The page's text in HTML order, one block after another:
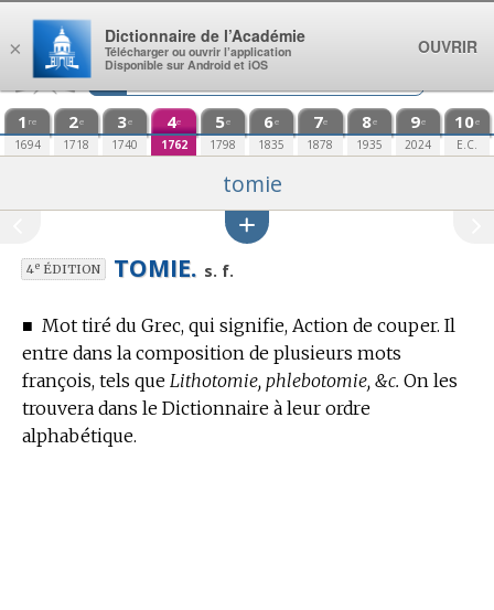
Aller au contenu
1 re
1694
2e
1718
3e
1740
4e
1762
5e
1798
6e
1835
7e
1878
8e
1935
9e
2024
10e
E.C.
tomie
4eÉDITION TOMIE. s. f.
■ Mot tiré du Grec, qui signifie, Action de couper. Il
entre dans la composition de plusieurs mots
françois, tels que Lithotomie, phlebotomie, &c. On les
trouvera dans le Dictionnaire à leur ordre
alphabétique.
×
Dictionnaire de l’Académie
Télécharger ou ouvrir l’application
Disponible sur Android et iOS
OUVRIR